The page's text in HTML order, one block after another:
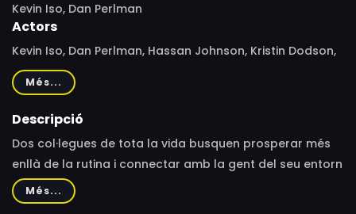
Kevin Iso, Dan Perlman
Actors
Kevin Iso, Dan Perlman, Hassan Johnson, Kristin Dodson,
Kareem Green
Més...
Descripció
Dos col·legues de tota la vida busquen prosperar més
enllà de la rutina i connectar amb la gent del seu entorn
al barri de Flatbush, a Brooklyn. El dia a dia permet tota
mena de gags, reflexions i crítica social, com els
Més...